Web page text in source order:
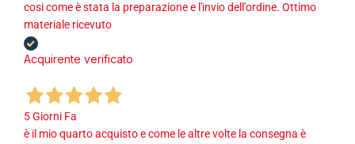
cosi come è stata la preparazione e l'invio dell'ordine. Ottimo
materiale ricevuto
Acquirente verificato
5 Giorni Fa
è il mio quarto acquisto e come le altre volte la consegna è